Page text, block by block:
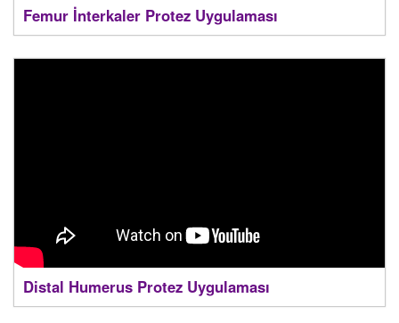
Femur İnterkaler Protez Uygulaması
Distal Humerus Protez Uygulaması